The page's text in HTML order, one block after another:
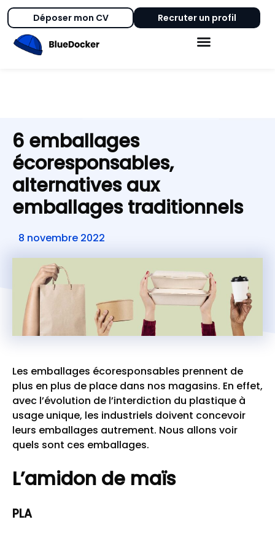
Déposer mon CV Recruter un profil
6 emballages
écoresponsables,
alternatives aux
emballages traditionnels
8 novembre 2022
Les emballages écoresponsables prennent de
plus en plus de place dans nos magasins. En effet,
avec l’évolution de l’interdiction du plastique à
usage unique, les industriels doivent concevoir
leurs emballages autrement. Nous allons voir
quels sont ces emballages.
L’amidon de maïs
PLA